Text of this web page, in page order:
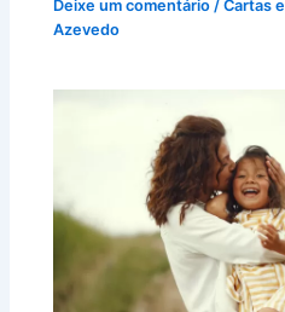
Deixe um comentário /Cartas
Azevedo